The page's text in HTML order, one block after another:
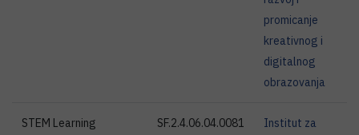
promicanje
kreativnog i
digitalnog
obrazovanja
STEM Learning
SF.2.4.06.04.0081
Institut za